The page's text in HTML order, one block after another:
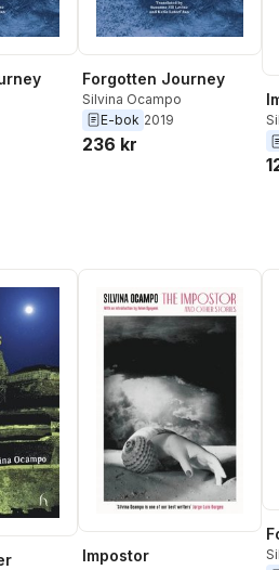
Forgotten Journey
Silvina Ocampo
E-bok 2019
236 kr
Impostor